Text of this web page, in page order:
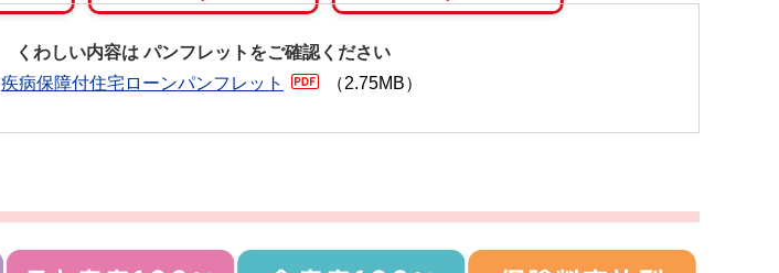
くわしい内容は パンフレットをご確認ください
疾病保障付住宅ローンパンフレット
（2.75MB）